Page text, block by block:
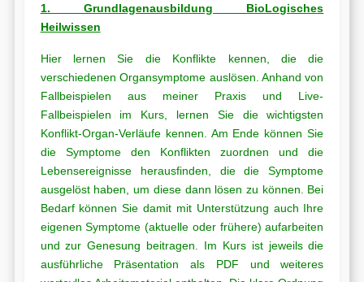
1. Grundlagenausbildung BioLogisches
Heilwissen
Hier lernen Sie die Konflikte kennen, die die
verschiedenen Organsymptome auslösen. Anhand von
Fallbeispielen aus meiner Praxis und Live-
Fallbeispielen im Kurs, lernen Sie die wichtigsten
Konflikt-Organ-Verläufe kennen. Am Ende können Sie
die Symptome den Konflikten zuordnen und die
Lebensereignisse herausfinden, die die Symptome
ausgelöst haben, um diese dann lösen zu können. Bei
Bedarf können Sie damit mit Unterstützung auch Ihre
eigenen Symptome (aktuelle oder frühere) aufarbeiten
und zur Genesung beitragen. Im Kurs ist jeweils die
ausführliche Präsentation als PDF und weiteres